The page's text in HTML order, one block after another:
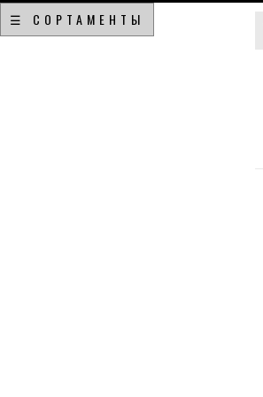
☰ СОРТАМЕНТЫ